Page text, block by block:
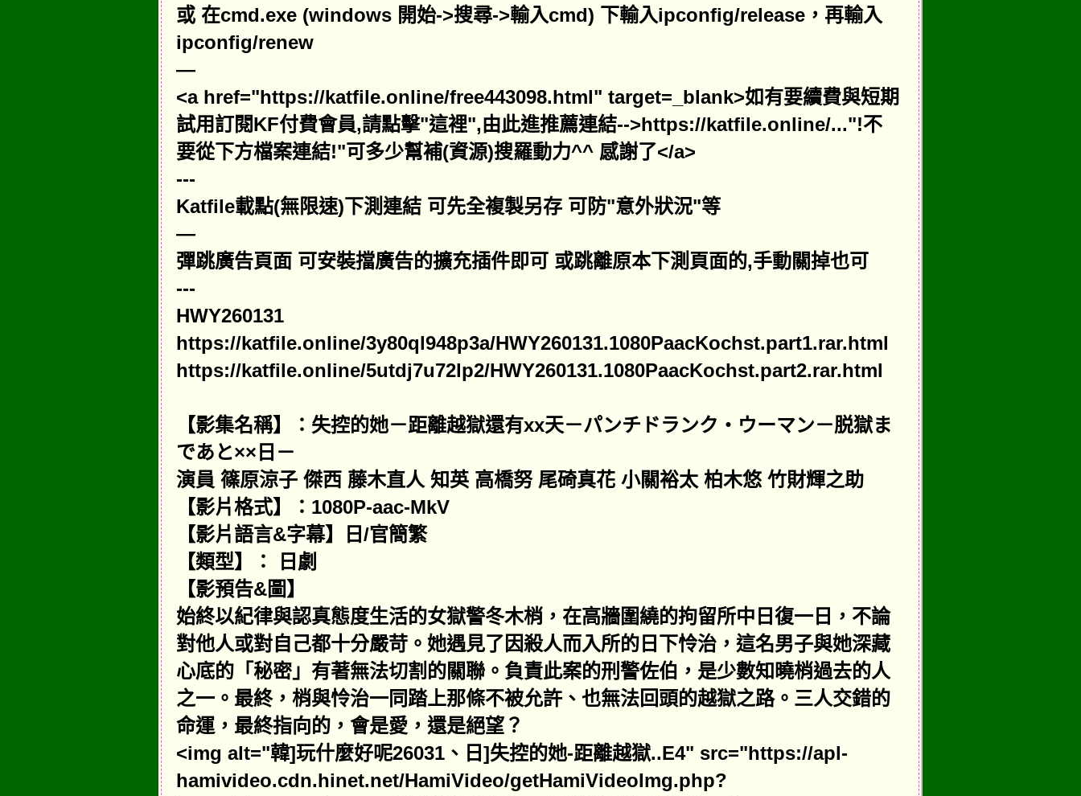
或 在cmd.exe (windows 開始->搜尋->輸入cmd) 下輸入ipconfig/release，再輸入
ipconfig/renew
—
<a href="https://katfile.online/free443098.html" target=_blank>如有要續費與短期
試用訂閱KF付費會員,請點擊"這裡",由此進推薦連結-->https://katfile.online/..."!不
要從下方檔案連結!"可多少幫補(資源)搜羅動力^^ 感謝了</a>
---
Katfile載點(無限速)下測連結 可先全複製另存 可防"意外狀況"等
—
彈跳廣告頁面 可安裝擋廣告的擴充插件即可 或跳離原本下測頁面的,手動關掉也可
---
HWY260131
https://katfile.online/3y80ql948p3a/HWY260131.1080PaacKochst.part1.rar.html
https://katfile.online/5utdj7u72lp2/HWY260131.1080PaacKochst.part2.rar.html
【影集名稱】：失控的她－距離越獄還有xx天－パンチドランク・ウーマン－脱獄ま
であと××日－
演員 篠原涼子 傑西 藤木直人 知英 高橋努 尾碕真花 小關裕太 柏木悠 竹財輝之助
【影片格式】：1080P-aac-MkV
【影片語言&字幕】日/官簡繁
【類型】： 日劇
【影預告&圖】
始終以紀律與認真態度生活的女獄警冬木梢，在高牆圍繞的拘留所中日復一日，不論
對他人或對自己都十分嚴苛。她遇見了因殺人而入所的日下怜治，這名男子與她深藏
心底的「秘密」有著無法切割的關聯。負責此案的刑警佐伯，是少數知曉梢過去的人
之一。最終，梢與怜治一同踏上那條不被允許、也無法回頭的越獄之路。三人交錯的
命運，最終指向的，會是愛，還是絕望？
<img alt="韓]玩什麼好呢26031、日]失控的她-距離越獄..E4" src="https://apl-
hamivideo.cdn.hinet.net/HamiVideo/getHamiVideoImg.php?